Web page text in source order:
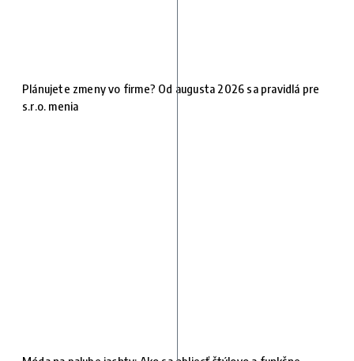
Plánujete zmeny vo firme? Od augusta 2026 sa pravidlá pre
s.r.o. menia